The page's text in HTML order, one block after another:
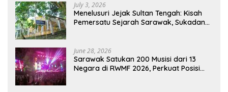
July 3, 2026
Menelusuri Jejak Sultan Tengah: Kisah
Pemersatu Sejarah Sarawak, Sukadana,
June 28, 2026
Sarawak Satukan 200 Musisi dari 13
Negara di RWMF 2026, Perkuat Posisi